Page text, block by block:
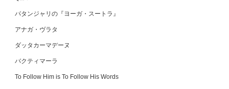
パタンジャリの『ヨーガ・スートラ』
アナガ・ヴラタ
ダッタカーマデーヌ
バクティマーラ
To Follow Him is To Follow His Words